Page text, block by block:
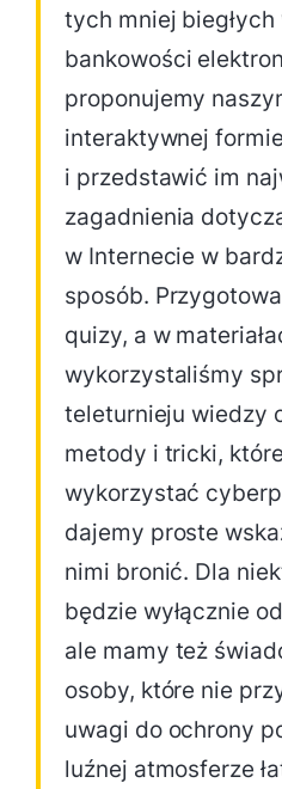
tych mniej
bankowości
proponujemy
interaktywnej
i przedstawić im
zagadnienia
w Internecie w
sposób.
quizy, a w
wykorzystaliśmy
teleturnieju wiedzy
metody i tricki,
wykorzystać
dajemy proste
nimi bronić. Dla
będzie wyłącznie
ale mamy też
osoby, które nie
uwagi do ochrony
luźnej atmosferze